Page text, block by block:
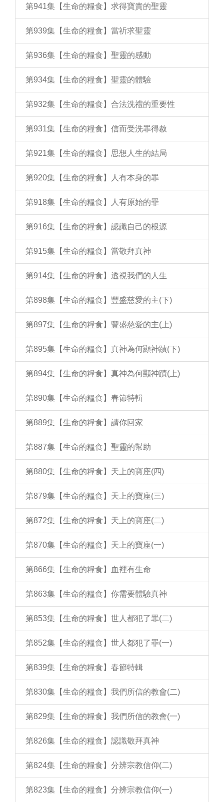
第941集【生命的糧食】求得寶貴的聖靈
第939集【生命的糧食】當祈求聖靈
第936集【生命的糧食】聖靈的感動
第934集【生命的糧食】聖靈的體驗
第932集【生命的糧食】合法洗禮的重要性
第931集【生命的糧食】信而受洗罪得赦
第921集【生命的糧食】思想人生的結局
第920集【生命的糧食】人有本身的罪
第918集【生命的糧食】人有原始的罪
第916集【生命的糧食】認識自己的根源
第915集【生命的糧食】當敬拜真神
第914集【生命的糧食】透視我們的人生
第898集【生命的糧食】豐盛慈愛的主(下)
第897集【生命的糧食】豐盛慈愛的主(上)
第895集【生命的糧食】真神為何顯神蹟(下)
第894集【生命的糧食】真神為何顯神蹟(上)
第890集【生命的糧食】春節特輯
第889集【生命的糧食】請你回家
第887集【生命的糧食】聖靈的幫助
第880集【生命的糧食】天上的寶座(四)
第879集【生命的糧食】天上的寶座(三)
第872集【生命的糧食】天上的寶座(二)
第870集【生命的糧食】天上的寶座(一)
第866集【生命的糧食】血裡有生命
第863集【生命的糧食】你需要體驗真神
第853集【生命的糧食】世人都犯了罪(二)
第852集【生命的糧食】世人都犯了罪(一)
第839集【生命的糧食】春節特輯
第830集【生命的糧食】我們所信的教會(二)
第829集【生命的糧食】我們所信的教會(一)
第826集【生命的糧食】認識敬拜真神
第824集【生命的糧食】分辨宗教信仰(二)
第823集【生命的糧食】分辨宗教信仰(一)